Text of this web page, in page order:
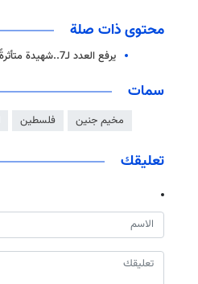
محتوى ذات صلة
يرفع العدد لـ7..شهيدة متأثرةً بجراحها التي أصيبت بها خلال الاجتياح الأخير لــ"جنين"
سمات
مخيم جنين فلسطين
تعليقك